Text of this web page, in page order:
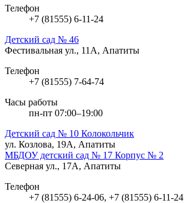
Телефон
+7 (81555) 6-11-24
Детский сад № 46
Фестивальная ул., 11А, Апатиты
Телефон
+7 (81555) 7-64-74
Часы работы
пн-пт 07:00–19:00
Детский сад № 10 Колокольчик
ул. Козлова, 19А, Апатиты
МБДОУ детский сад № 17 Корпус № 2
Северная ул., 17А, Апатиты
Телефон
+7 (81555) 6-24-06, +7 (81555) 6-11-24